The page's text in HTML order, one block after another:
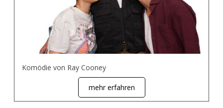
Komödie von Ray Cooney
mehr erfahren